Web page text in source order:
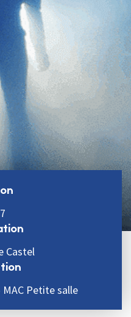
Castel
MAC Petite salle